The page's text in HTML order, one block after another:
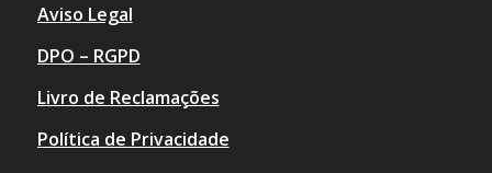
Aviso Legal
DPO – RGPD
Livro de Reclamações
Política de Privacidade